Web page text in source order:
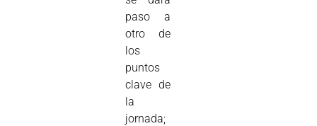
paso a
otro de
los
puntos
clave de
la
jornada;